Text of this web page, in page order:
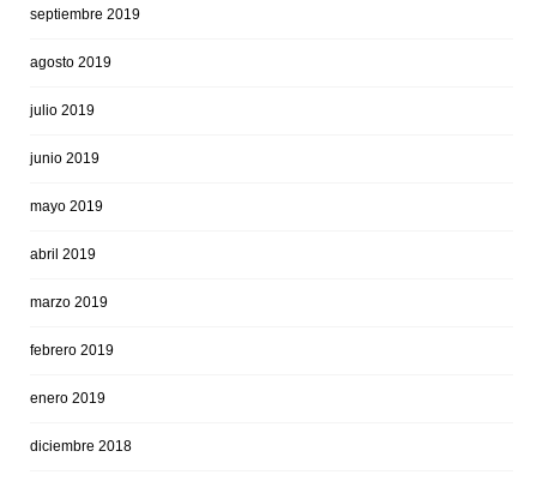
septiembre 2019
agosto 2019
julio 2019
junio 2019
mayo 2019
abril 2019
marzo 2019
febrero 2019
enero 2019
diciembre 2018